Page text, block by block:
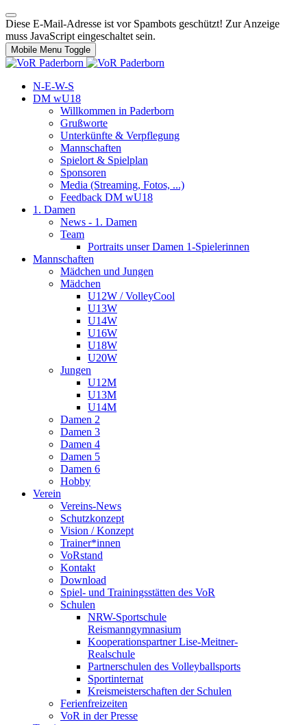
Diese E-Mail-Adresse ist vor Spambots geschützt! Zur Anzeige
muss JavaScript eingeschaltet sein.
Mobile Menu Toggle
N-E-W-S
DM wU18
Willkommen in Paderborn
Grußworte
Unterkünfte & Verpflegung
Mannschaften
Spielort & Spielplan
Sponsoren
Media (Streaming, Fotos, ...)
Feedback DM wU18
1. Damen
News - 1. Damen
Team
Portraits unser Damen 1-Spielerinnen
Mannschaften
Mädchen und Jungen
Mädchen
U12W / VolleyCool
U13W
U14W
U16W
U18W
U20W
Jungen
U12M
U13M
U14M
Damen 2
Damen 3
Damen 4
Damen 5
Damen 6
Hobby
Verein
Vereins-News
Schutzkonzept
Vision / Konzept
Trainer*innen
VoRstand
Kontakt
Download
Spiel- und Trainingsstätten des VoR
Schulen
NRW-Sportschule
Reismanngymnasium
Kooperationspartner Lise-Meitner-
Realschule
Partnerschulen des Volleyballsports
Sportinternat
Kreismeisterschaften der Schulen
Ferienfreizeiten
VoR in der Presse